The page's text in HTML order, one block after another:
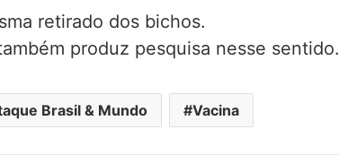
retirado dos bichos.
produz pesquisa nesse sentido.
Brasil & Mundo Vacina